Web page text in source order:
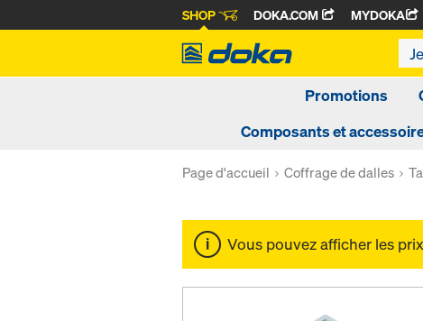
SHOP DOKA.COM MYDOKA
Promotions
Composants et
Page d'accueil Coffrage de dalles
Vous pouvez afficher les